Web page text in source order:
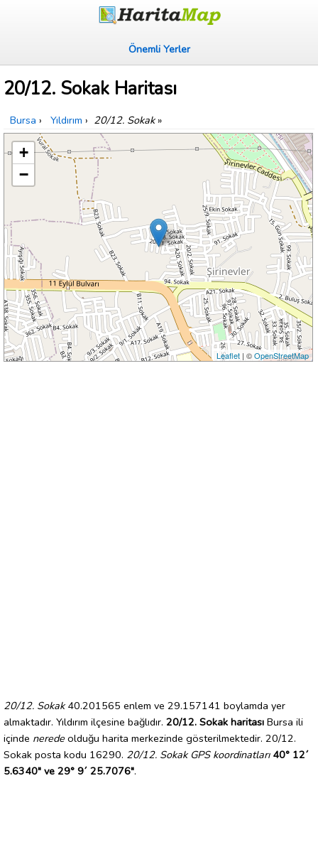
Önemli Yerler
20/12. Sokak Haritası
Bursa › Yıldırım › 20/12. Sokak»
+
−
Leaflet| ©OpenStreetMap
20/12. Sokak40.201565 enlem ve 29.157141 boylamda yer
almaktadır. Yıldırım ilçesine bağlıdır. 20/12. Sokak haritası Bursa ili
içinde nerede olduğu harita merkezinde gösterilmektedir. 20/12.
Sokak posta kodu 16290. 20/12. Sokak GPS koordinatları 40° 12´
5.6340" ve 29° 9´ 25.7076".